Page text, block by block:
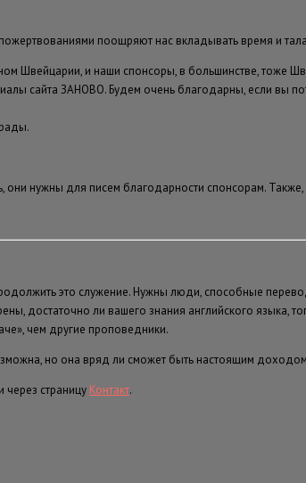
поощряют нас вкладывать время и
Швейцарии, и наши спонсоры, в большинстве, тоже
сайта ЗАНОВО. Будем очень благодарны, если вы
нужны для писем благодарности спонсорам.
это служение. Нужны люди, способные
достаточно ли вашего знания английского языка,
чем другие проповедники.
но она вряд ли сможет быть настоящим
через страницу Контакт.